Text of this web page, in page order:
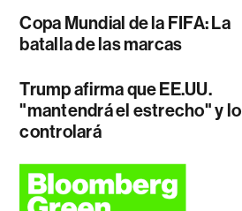
Copa Mundial de la FIFA: La
batalla de las marcas
Trump afirma que EE.UU.
"mantendrá el estrecho" y lo
controlará